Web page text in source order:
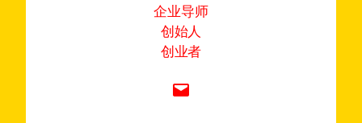
企业导师
创始人
创业者
Mail